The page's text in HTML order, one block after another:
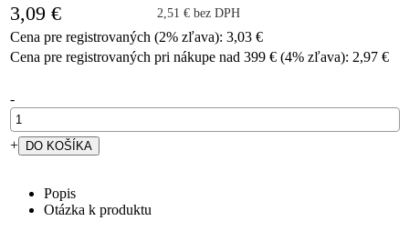
3,09 € 2,51 € bez DPH
Cena pre registrovaných (2% zľava): 3,03 €
Cena pre registrovaných pri nákupe nad 399 € (4% zľava): 2,97 €
-
+
Popis
Otázka k produktu